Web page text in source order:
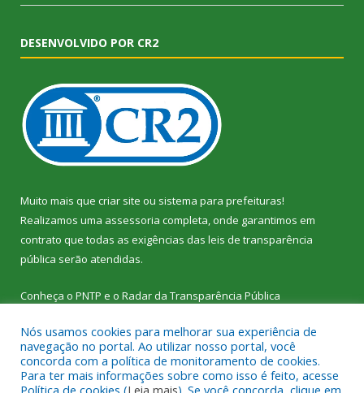
DESENVOLVIDO POR CR2
Muito mais que criar site ou sistema para prefeituras!
Realizamos uma assessoria completa, onde garantimos em
contrato que todas as exigências das leis de transparência
pública serão atendidas.
Conheça o PNTP e o Radar da Transparência Pública
Todos os direitos reservados a Câmara Municipal de Vitória do
Nós usamos cookies para melhorar sua experiência de
navegação no portal. Ao utilizar nosso portal, você
concorda com a política de monitoramento de cookies.
Para ter mais informações sobre como isso é feito, acesse
Política de cookies (Leia mais). Se você concorda, clique em